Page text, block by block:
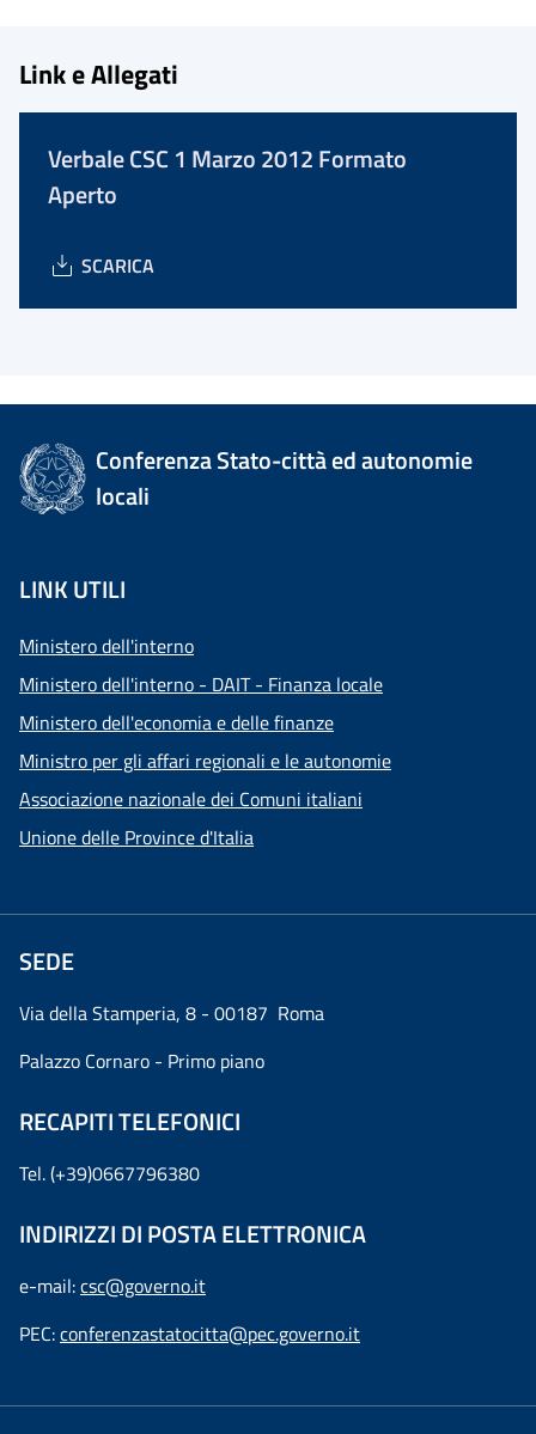
Link e Allegati
Verbale CSC 1 Marzo 2012 Formato
Aperto
SCARICA
Conferenza Stato-città ed autonomie
locali
LINK UTILI
Ministero dell'interno
Ministero dell'interno - DAIT - Finanza locale
Ministero dell'economia e delle finanze
Ministro per gli affari regionali e le autonomie
Associazione nazionale dei Comuni italiani
Unione delle Province d'Italia
SEDE
Via della Stamperia, 8 - 00187 Roma
Palazzo Cornaro - Primo piano
RECAPITI TELEFONICI
Tel. (+39)0667796380
INDIRIZZI DI POSTA ELETTRONICA
e-mail:csc@governo.it
PEC:conferenzastatocitta@pec.governo.it